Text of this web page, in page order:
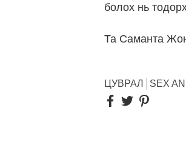
болох нь
Та Саманта
ЦУВРАЛ SEX